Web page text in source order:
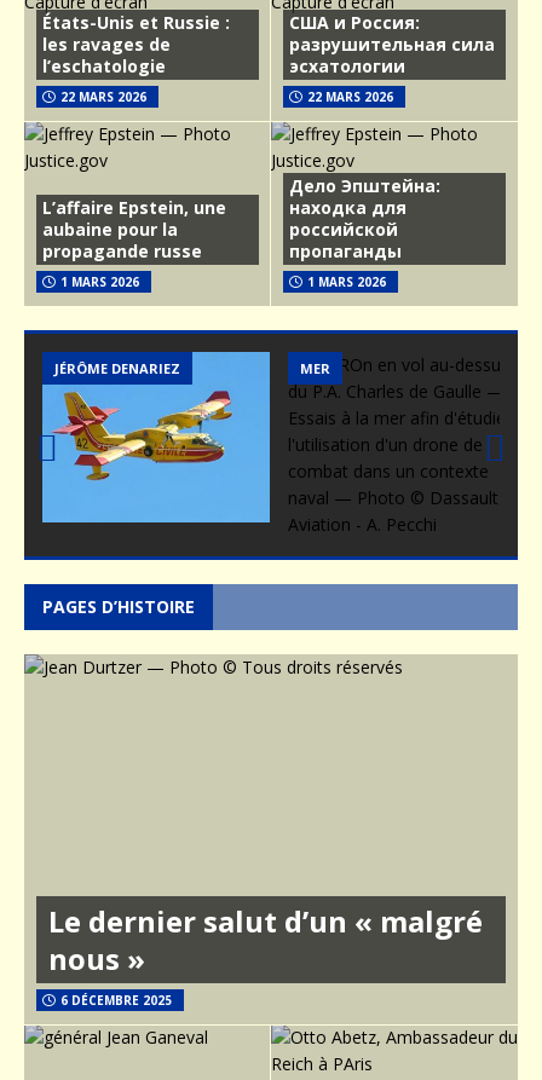
États-Unis et Russie :
les ravages de
l’eschatologie
22 MARS 2026
США и Россия:
разрушительная сила
эсхатологии
22 MARS 2026
L’affaire Epstein, une
aubaine pour la
propagande russe
1 MARS 2026
Дело Эпштейна:
находка для
российской
пропаганды
1 MARS 2026
MER ARMEMENT
Nex
PAGES D’HISTOIRE
Le dernier salut d’un « malgré
nous »
6 DÉCEMBRE 2025